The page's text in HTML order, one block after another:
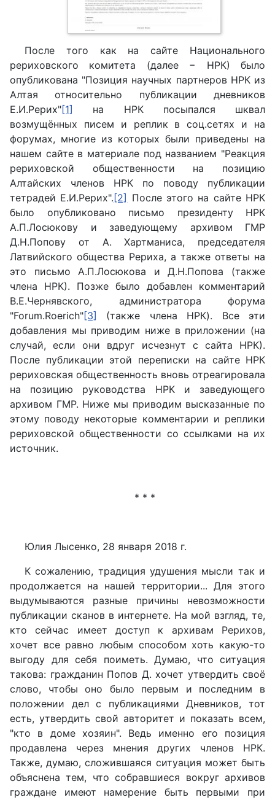
После того как на сайте Национального
рериховского комитета (далее − НРК) было
опубликована "Позиция научных партнеров НРК из
Алтая относительно публикации дневников
Е.И.Рерих"[1]
на НРК посыпался шквал
возмущённых писем и реплик в соц.сетях и на
форумах, многие из которых были приведены на
нашем сайте в материале под названием "Реакция
рериховской общественности на позицию
Алтайских членов НРК по поводу публикации
тетрадей Е.И.Рерих". [2] После этого на сайте НРК
было опубликовано письмо президенту НРК
А.П.Лосюкову и заведующему архивом ГМР
Д.Н.Попову от А. Хартманиса, председателя
Латвийского общества Рериха, а также ответы на
это письмо А.П.Лосюкова и Д.Н.Попова (также
члена НРК). Позже было добавлен комментарий
В.Е.Чернявского, администратора форума
"Forum.Roerich"[3]
(также члена НРК). Все эти
добавления мы приводим ниже в приложении (на
случай, если они вдруг исчезнут с сайта НРК).
После публикации этой переписки на сайте НРК
рериховская общественность вновь отреагировала
на позицию руководства НРК и заведующего
архивом ГМР. Ниже мы приводим высказанные по
этому поводу некоторые комментарии и реплики
рериховской общественности со ссылками на их
источник.
* * *
Юлия Лысенко, 28 января 2018 г.
К сожалению, традиция удушения мысли так и
продолжается на нашей территории... Для этого
выдумываются разные причины невозможности
публикации сканов в интернете. На мой взгляд, те,
кто сейчас имеет доступ к архивам Рерихов,
хочет все равно любым способом хоть какую-то
выгоду для себя поиметь. Думаю, что ситуация
такова: гражданин Попов Д. хочет утвердить своё
слово, чтобы оно было первым и последним в
положении дел с публикациями Дневников, тот
есть, утвердить свой авторитет и показать всем,
"кто в доме хозяин". Ведь именно его позиция
продавлена через мнения других членов НРК.
Также, думаю, сложившаяся ситуация может быть
объяснена тем, что собравшиеся вокруг архивов
граждане имеют намерение быть первыми при